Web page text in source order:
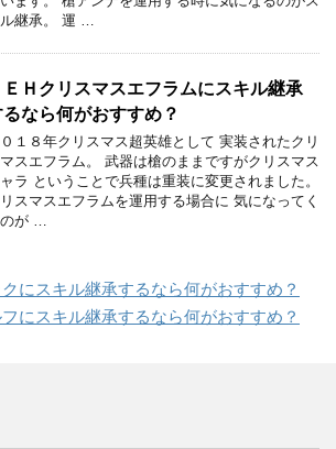
継承。 運 …
ＥＨクリスマスエフラムにスキル継承
なら何がおすすめ？
０１８年クリスマス超英雄として 実装されたクリ
スエフラム。 武器は槍のままですがクリスマス
ラ ということで兵種は重装に変更されました。
スマスエフラムを運用する場合に 気になってく
が …
クにスキル継承するなら何がおすすめ？
フにスキル継承するなら何がおすすめ？